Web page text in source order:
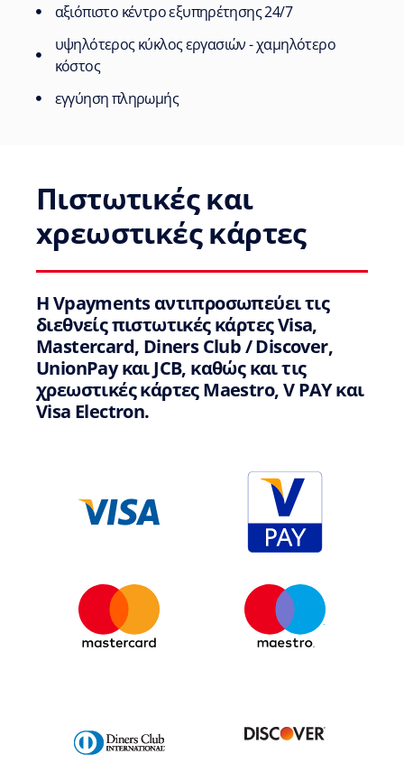
αξιόπιστο κέντρο εξυπηρέτησης 24/7
υψηλότερος κύκλος εργασιών - χαμηλότερο
κόστος
εγγύηση πληρωμής
Πιστωτικές και
xρεωστικές κάρτες
Η Vpayments αντιπροσωπεύει τις
διεθνείς πιστωτικές κάρτες Visa,
Mastercard, Diners Club / Discover,
UnionPay και JCB, καθώς και τις
χρεωστικές κάρτες Maestro, V PAY και
Visa Electron.